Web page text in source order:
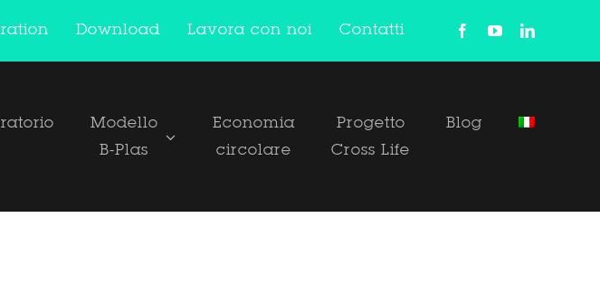
Download Lavora con noi Contatti
Modello
B-Plas
Economia
circolare
Progetto
Cross Life
Blog